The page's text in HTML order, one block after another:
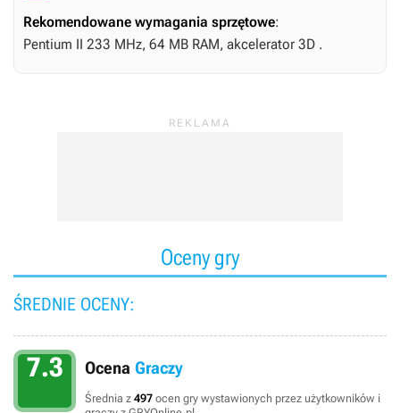
Rekomendowane wymagania sprzętowe:
Pentium II 233 MHz, 64 MB RAM, akcelerator 3D .
Oceny gry
ŚREDNIE OCENY:
7.3 Ocena Graczy
Średnia z 497 ocen gry wystawionych przez użytkowników i